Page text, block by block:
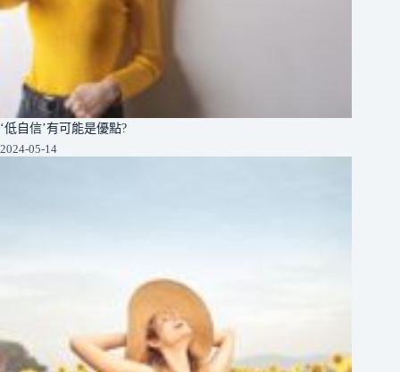
‘低自信’有可能是優點?
2024-05-14